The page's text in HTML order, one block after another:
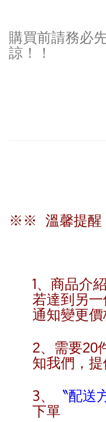
購買前請務必
諒！！
※※ 溫馨提
1、商品介
若達到另
通知變更價
2、需要20
知我們，提
3、 〝配送
下單